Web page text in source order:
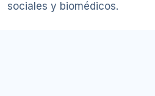
sociales y biomédicos.